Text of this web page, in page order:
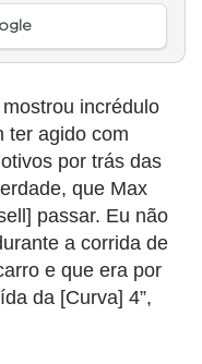
incrédulo
ter agido com
por trás das
que Max
passar. Eu não
a corrida de
e que era por
da [Curva] 4”,